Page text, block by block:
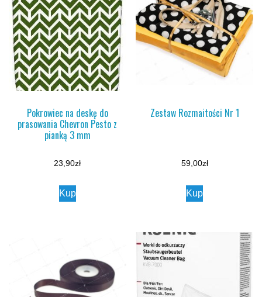
Pokrowiec na deskę do
prasowania Chevron Pesto z
pianką 3 mm
23,90zł
Kup
Zestaw Rozmaitości Nr 1
59,00zł
Kup